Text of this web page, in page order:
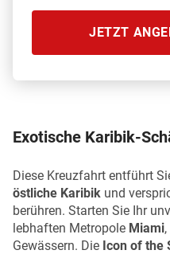
JETZT
Exotische Karibik-
Diese Kreuzfahrt entführt
östliche Karibik und
berühren. Starten Sie Ihr
lebhaften Metropole Miami
Gewässern. Die Icon of the